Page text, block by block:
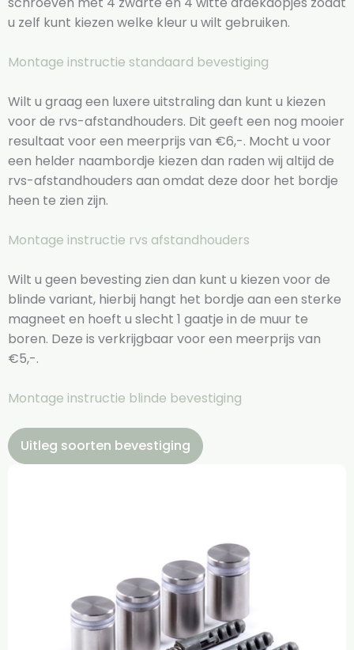
u zelf kunt kiezen welke kleur u wilt gebruiken.
Montage instructie standaard bevestiging
Wilt u graag een luxere uitstraling dan kunt u kiezen
voor de rvs-afstandhouders. Dit geeft een nog mooier
resultaat voor een meerprijs van €6,-. Mocht u voor
een helder naambordje kiezen dan raden wij altijd de
rvs-afstandhouders aan omdat deze door het bordje
heen te zien zijn.
Montage instructie rvs afstandhouders
Wilt u geen bevesting zien dan kunt u kiezen voor de
blinde variant, hierbij hangt het bordje aan een sterke
magneet en hoeft u slecht 1 gaatje in de muur te
boren. Deze is verkrijgbaar voor een meerprijs van
€5,-.
Montage instructie blinde bevestiging
Uitleg soorten bevestiging